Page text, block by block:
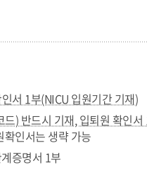
서 1부(NICU 입원기간 기재)
) 반드시 기재, 입퇴원 확인서
확인서는 생략 가능
증명서 1부